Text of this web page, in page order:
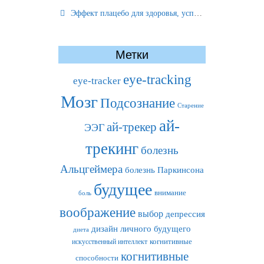
Эффект плацебо для здоровья, успеха и отношений
Метки
eye-tracker eye-tracking
МозгПодсознание Старение
ЭЭГ ай-трекер ай-
трекинг болезнь
Альцгеймера болезнь Паркинсона
боль будущее внимание
воображение выбор депрессия
диета дизайн личного будущего
искусственный интеллект когнитивные
способности когнитивные